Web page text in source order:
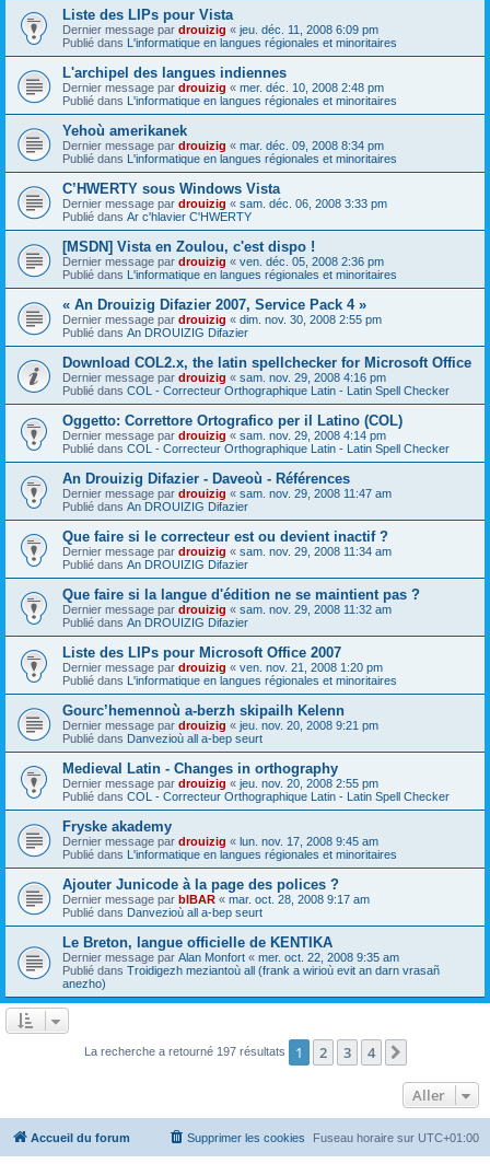
Liste des LIPs pour Vista
Dernier message par drouizig « jeu. déc. 11, 2008 6:09 pm
Publié dans L'informatique en langues régionales et minoritaires
L'archipel des langues indiennes
Dernier message par drouizig « mer. déc. 10, 2008 2:48 pm
Publié dans L'informatique en langues régionales et minoritaires
Yehoù amerikanek
Dernier message par drouizig « mar. déc. 09, 2008 8:34 pm
Publié dans L'informatique en langues régionales et minoritaires
C’HWERTY sous Windows Vista
Dernier message par drouizig « sam. déc. 06, 2008 3:33 pm
Publié dans Ar c'hlavier C'HWERTY
[MSDN] Vista en Zoulou, c'est dispo !
Dernier message par drouizig « ven. déc. 05, 2008 2:36 pm
Publié dans L'informatique en langues régionales et minoritaires
« An Drouizig Difazier 2007, Service Pack 4 »
Dernier message par drouizig « dim. nov. 30, 2008 2:55 pm
Publié dans An DROUIZIG Difazier
Download COL2.x, the latin spellchecker for Microsoft Office
Dernier message par drouizig « sam. nov. 29, 2008 4:16 pm
Publié dans COL - Correcteur Orthographique Latin - Latin Spell Checker
Oggetto: Correttore Ortografico per il Latino (COL)
Dernier message par drouizig « sam. nov. 29, 2008 4:14 pm
Publié dans COL - Correcteur Orthographique Latin - Latin Spell Checker
An Drouizig Difazier - Daveoù - Références
Dernier message par drouizig « sam. nov. 29, 2008 11:47 am
Publié dans An DROUIZIG Difazier
Que faire si le correcteur est ou devient inactif ?
Dernier message par drouizig « sam. nov. 29, 2008 11:34 am
Publié dans An DROUIZIG Difazier
Que faire si la langue d'édition ne se maintient pas ?
Dernier message par drouizig « sam. nov. 29, 2008 11:32 am
Publié dans An DROUIZIG Difazier
Liste des LIPs pour Microsoft Office 2007
Dernier message par drouizig « ven. nov. 21, 2008 1:20 pm
Publié dans L'informatique en langues régionales et minoritaires
Gourc’hemennoù a-berzh skipailh Kelenn
Dernier message par drouizig « jeu. nov. 20, 2008 9:21 pm
Publié dans Danvezioù all a-bep seurt
Medieval Latin - Changes in orthography
Dernier message par drouizig « jeu. nov. 20, 2008 2:55 pm
Publié dans COL - Correcteur Orthographique Latin - Latin Spell Checker
Fryske akademy
Dernier message par drouizig « lun. nov. 17, 2008 9:45 am
Publié dans L'informatique en langues régionales et minoritaires
Ajouter Junicode à la page des polices ?
Dernier message par bIBAR « mar. oct. 28, 2008 9:17 am
Publié dans Danvezioù all a-bep seurt
Le Breton, langue officielle de KENTIKA
Dernier message par Alan Monfort « mer. oct. 22, 2008 9:35 am
Publié dans Troidigezh meziantoù all (frank a wirioù evit an darn vrasañ
anezho)
La recherche a retourné 197 résultats 1 2 3 4
Aller
Accueil du forum Fuseau horaire sur UTC+01:00
Supprimer les cookies